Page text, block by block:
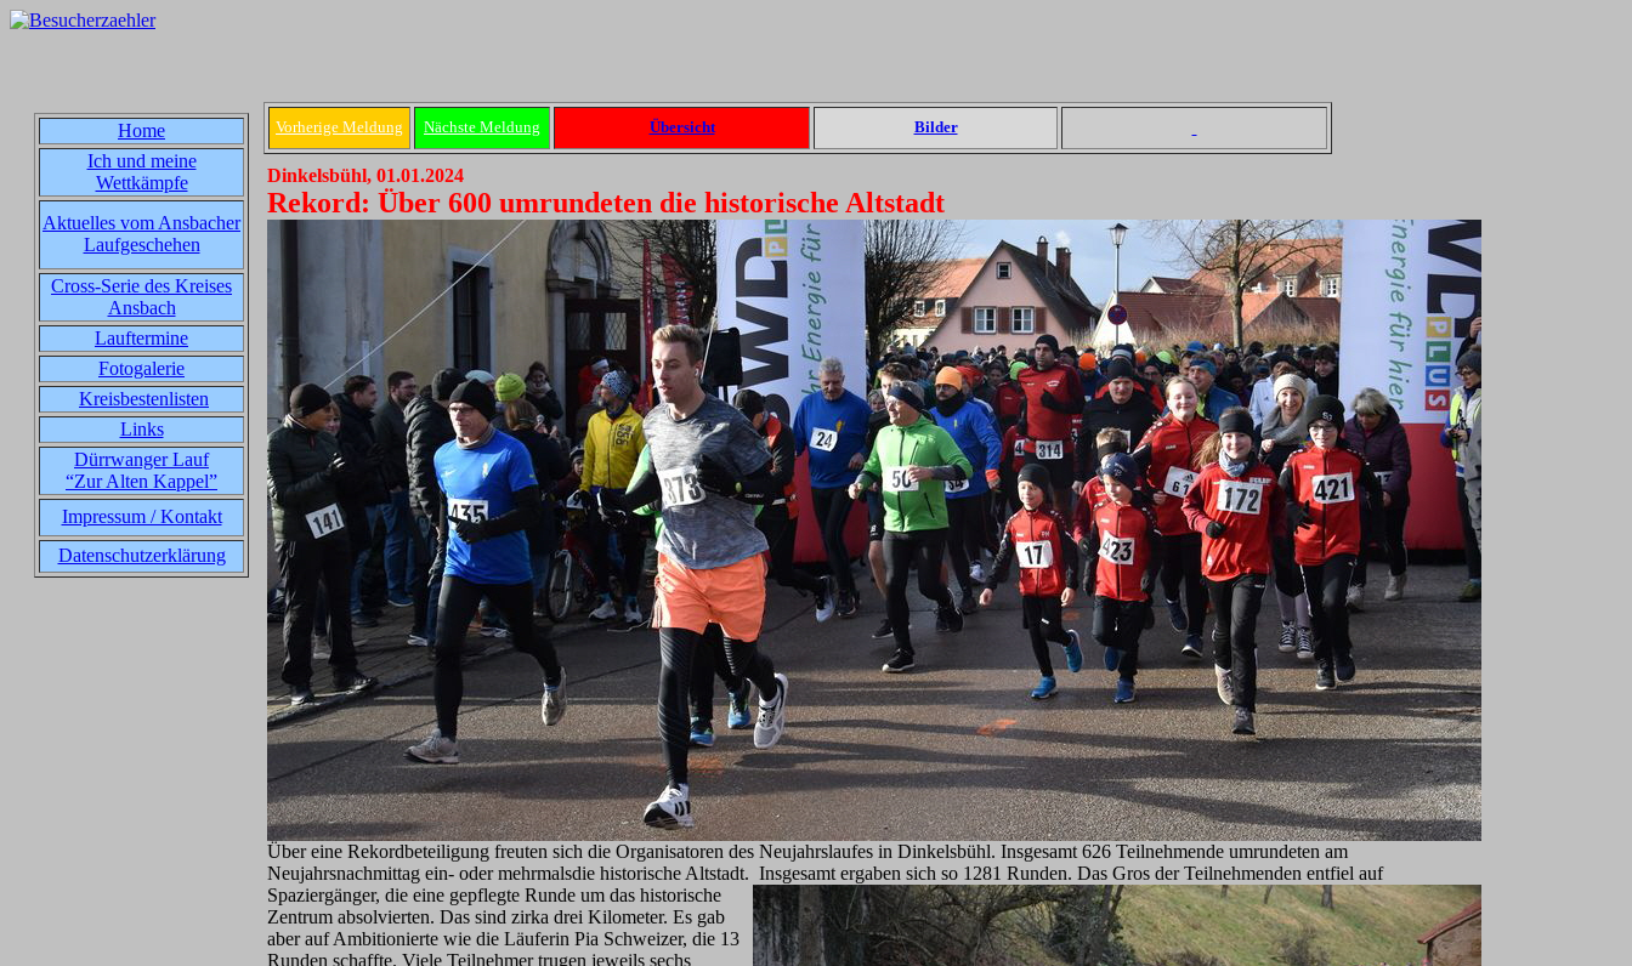
Home
Ich und meine
Wettkämpfe
Aktuelles vom Ansbacher
Laufgeschehen
Cross-Serie des Kreises
Ansbach
Lauftermine
Fotogalerie
Kreisbestenlisten
Links
Dürrwanger Lauf
“Zur Alten Kappel”
Impressum / Kontakt
Datenschutzerklärung
Vorherige Meldung Nächste Meldung Übersicht Bilder
Dinkelsbühl, 01.01.2024
Rekord: Über 600 umrundeten die historische Altstadt
Über eine Rekordbeteiligung freuten sich die Organisatoren des Neujahrslaufes in Dinkelsbühl. Insgesamt 626 Teilnehmende umrundeten am
Neujahrsnachmittag ein- oder mehrmalsdie historische Altstadt. Insgesamt ergaben sich so 1281 Runden. Das Gros der Teilnehmenden entfiel auf
Spaziergänger, die eine gepflegte Runde um das historische
Zentrum absolvierten. Das sind zirka drei Kilometer. Es gab
aber auf Ambitionierte wie die Läuferin Pia Schweizer, die 13
Runden schaffte. Viele Teilnehmer trugen jeweils sechs